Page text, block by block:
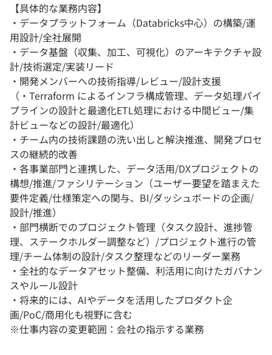
【具体的な業務内容】
・データプラットフォーム（Databricks中心）の構築/運
用設計/全社展開
・データ基盤（収集、加工、可視化）のアーキテクチャ設
計/技術選定/実装リード
・開発メンバーへの技術指導/レビュー/設計支援
（・Terraform によるインフラ構成管理、データ処理パイ
プラインの設計と最適化ETL処理における中間ビュー/集
計ビューなどの設計/最適化）
・チーム内の技術課題の洗い出しと解決推進、開発プロセ
スの継続的改善
・各事業部門と連携した、データ活用/DXプロジェクトの
構想/推進/ファシリテーション（ユーザー要望を踏まえた
要件定義/仕様策定への関与、BI/ダッシュボードの企画/
設計/推進）
・部門横断でのプロジェクト管理（タスク設計、進捗管
理、ステークホルダー調整など）/プロジェクト進行の管
理/チーム体制の設計/タスク整理などのリーダー業務
・全社的なデータアセット整備、利活用に向けたガバナン
スやルール設計
・将来的には、AIやデータを活用したプロダクト企
画/PoC/商用化も視野に含む
※仕事内容の変更範囲：会社の指示する業務